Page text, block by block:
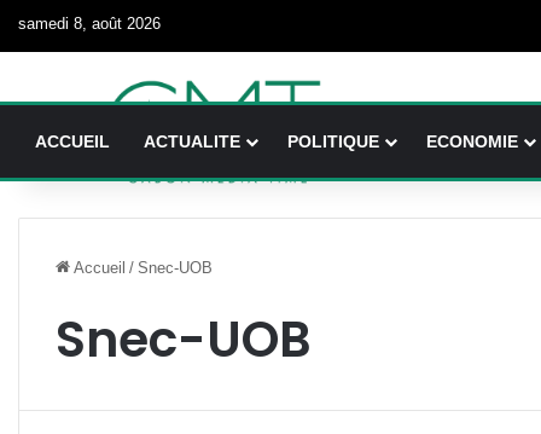
samedi 8, août 2026
ACCUEIL ACTUALITE POLITIQUE ECONOMIE
Accueil / Snec-UOB
Snec-UOB